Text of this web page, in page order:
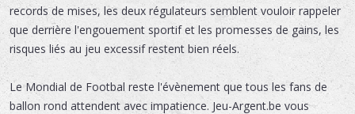
records de mises, les deux régulateurs semblent vouloir rappeler
que derrière l'engouement sportif et les promesses de gains, les
risques liés au jeu excessif restent bien réels.
Le Mondial de Footbal reste l'évènement que tous les fans de
ballon rond attendent avec impatience. Jeu-Argent.be vous